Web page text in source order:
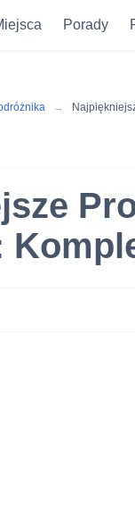
Porady